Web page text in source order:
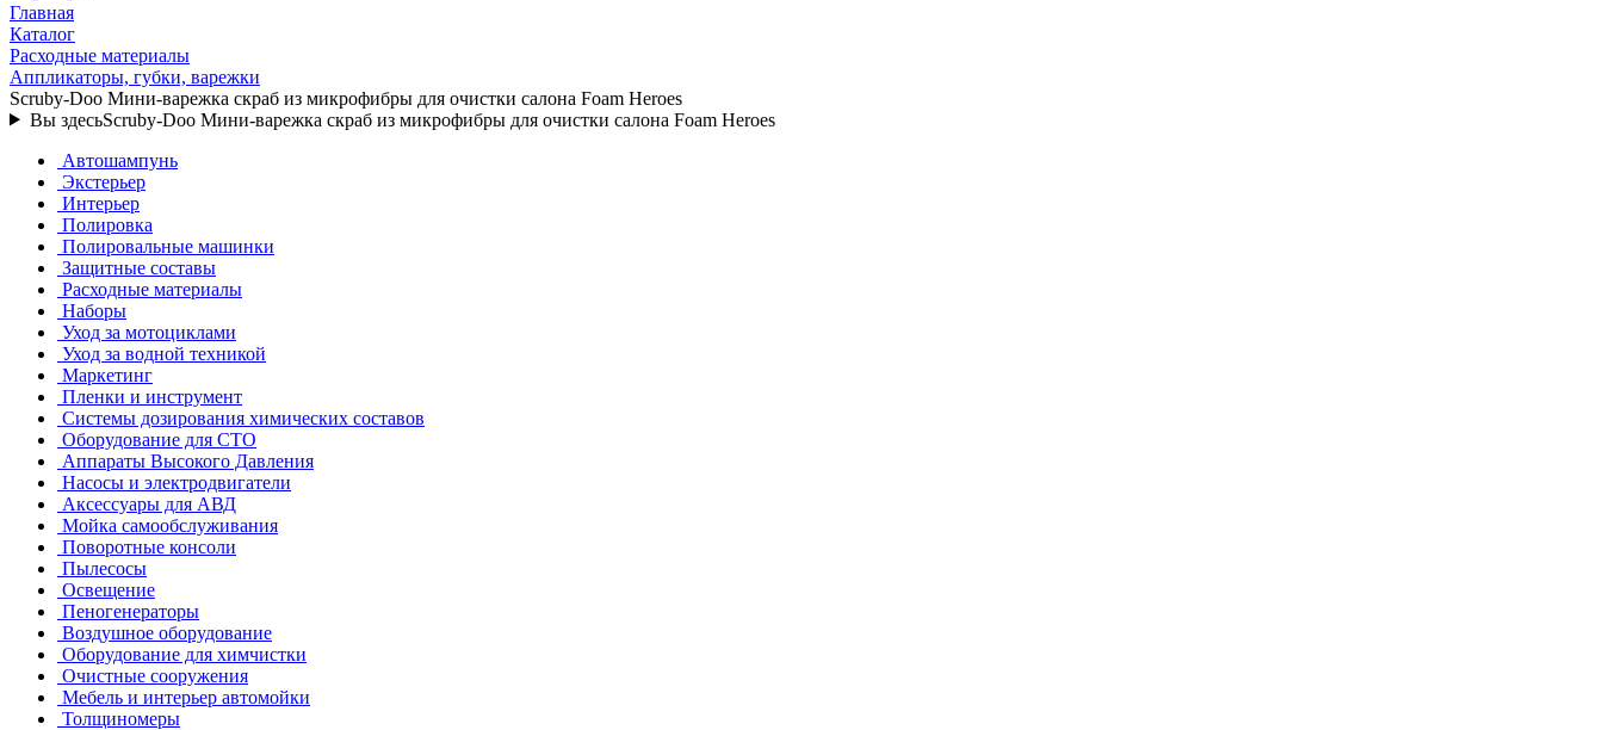
Главная
Каталог
Расходные материалы
Аппликаторы, губки, варежки
Scruby-Doo Мини-варежка скраб из микрофибры для очистки салона Foam Heroes
Вы здесьScruby-Doo Мини-варежка скраб из микрофибры для очистки салона Foam Heroes
Автошампунь
Экстерьер
Интерьер
Полировка
Полировальные машинки
Защитные составы
Расходные материалы
Наборы
Уход за мотоциклами
Уход за водной техникой
Маркетинг
Пленки и инструмент
Системы дозирования химических составов
Оборудование для СТО
Аппараты Высокого Давления
Насосы и электродвигатели
Аксессуары для АВД
Мойка самообслуживания
Поворотные консоли
Пылесосы
Освещение
Пеногенераторы
Воздушное оборудование
Оборудование для химчистки
Очистные сооружения
Мебель и интерьер автомойки
Толщиномеры